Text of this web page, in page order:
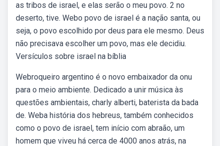
as tribos de israel, e elas serão o meu povo. 2 no
deserto, tive. Webo povo de israel é a nação santa, ou
seja, o povo escolhido por deus para ele mesmo. Deus
não precisava escolher um povo, mas ele decidiu.
Versículos sobre israel na bíblia
Webroqueiro argentino é o novo embaixador da onu
para o meio ambiente. Dedicado a unir música às
questões ambientais, charly alberti, baterista da bada
de. Weba história dos hebreus, também conhecidos
como o povo de israel, tem início com abraão, um
homem que viveu há cerca de 4000 anos atrás, na